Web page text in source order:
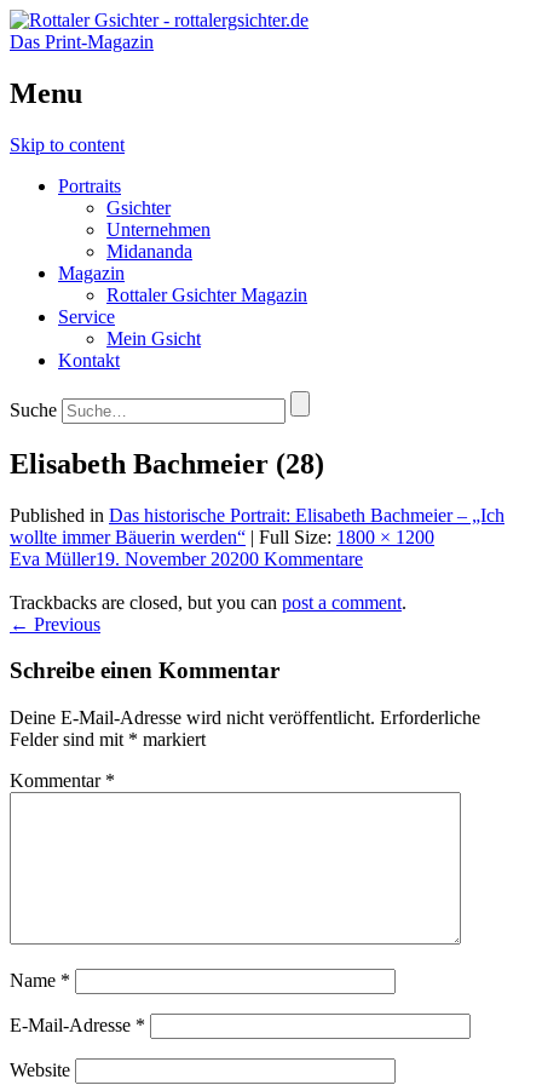
Das Print-Magazin
Menu
Skip to content
Portraits
Gsichter
Unternehmen
Midananda
Magazin
Rottaler Gsichter Magazin
Service
Mein Gsicht
Kontakt
Suche
Elisabeth Bachmeier (28)
Published in Das historische Portrait: Elisabeth Bachmeier – „Ich
wollte immer Bäuerin werden“ | Full Size: 1800 × 1200
Eva Müller19. November 20200 Kommentare
Trackbacks are closed, but you can post a comment.
← Previous
Schreibe einen Kommentar
Deine E-Mail-Adresse wird nicht veröffentlicht. Erforderliche
Felder sind mit * markiert
Kommentar *
Name *
E-Mail-Adresse *
Website